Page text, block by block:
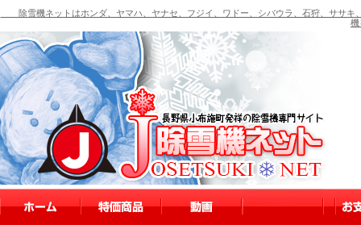
除雪機ネットはホンダ、ヤマハ、ヤナセ、フジイ、ワドー、シバウラ、石狩、ササキ
機